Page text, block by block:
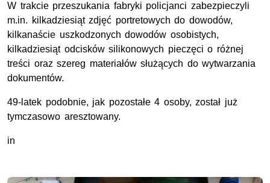
W trakcie przeszukania fabryki policjanci zabezpieczyli
m.in. kilkadziesiąt zdjęć portretowych do dowodów,
kilkanaście uszkodzonych dowodów osobistych,
kilkadziesiąt odcisków silikonowych pieczęci o różnej
treści oraz szereg materiałów służących do wytwarzania
dokumentów.
49-latek podobnie, jak pozostałe 4 osoby, został już
tymczasowo aresztowany.
in